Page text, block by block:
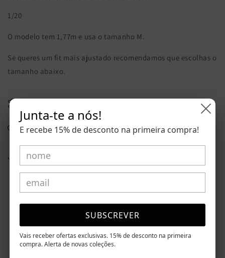
1/20
O modelo tem 1,77m e usa o tamanho M.
Se queres um fit mais ajustado recomendamos que escolhas o
tamanho abaixo.
Cuidados
Share
Seja o primeiro a escrever uma avaliação
Junta-te a nós!
E recebe 15% de desconto na primeira compra!
SUBSCREVER
Vais receber ofertas exclusivas. 15% de desconto na primeira
compra. Alerta de novas coleções.